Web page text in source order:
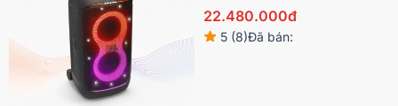
22.480.000đ
5 (8)Đã bán: